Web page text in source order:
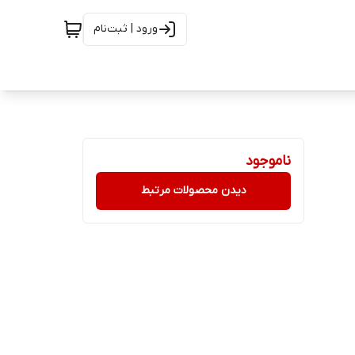
ورود | ثبت‌نام
ناموجود
دیدن محصولات مرتبط